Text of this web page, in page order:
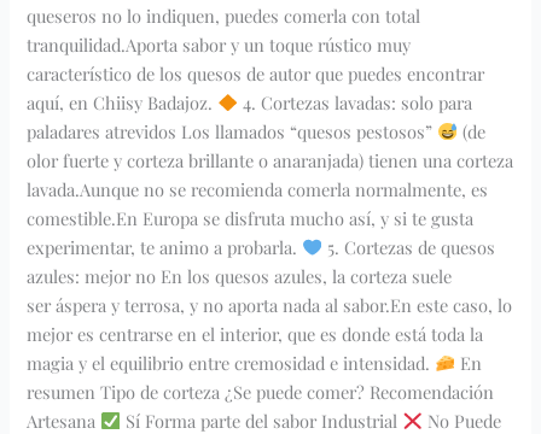
queseros no lo indiquen, puedes comerla con total
tranquilidad.Aporta sabor y un toque rústico muy
característico de los quesos de autor que puedes encontrar
aquí, en Chiisy Badajoz.
4. Cortezas lavadas: solo para
paladares atrevidos Los llamados “quesos pestosos”
(de
olor fuerte y corteza brillante o anaranjada) tienen una corteza
lavada.Aunque no se recomienda comerla normalmente, es
comestible.En Europa se disfruta mucho así, y si te gusta
experimentar, te animo a probarla.
5. Cortezas de quesos
azules: mejor no En los quesos azules, la corteza suele
ser áspera y terrosa, y no aporta nada al sabor.En este caso, lo
mejor es centrarse en el interior, que es donde está toda la
magia y el equilibrio entre cremosidad e intensidad.
En
resumen Tipo de corteza ¿Se puede comer? Recomendación
Artesana
Sí Forma parte del sabor Industrial
No Puede